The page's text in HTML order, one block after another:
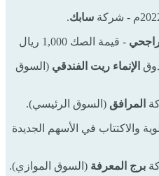
سابك.
- قيمة الصك 1,000 ريال
الإنماء ريت الفندقي (السوق
المرافق (السوق الرئيسي).
والاكتتاب في الأسهم الجديدة
برج المعرفة (السوق الموازي).